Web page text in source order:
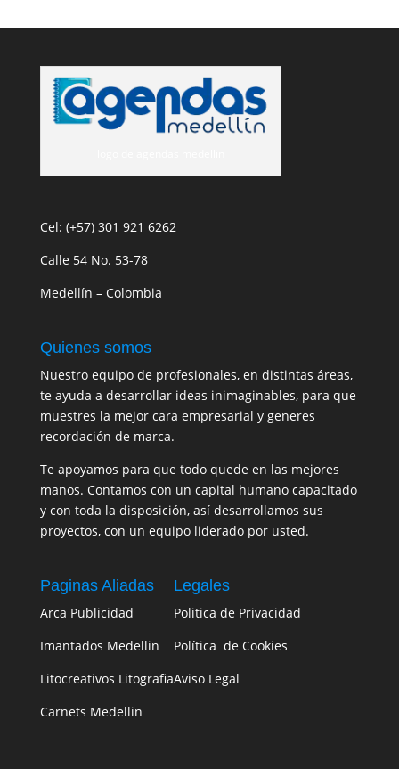
Cel: (+57) 301 921 6262
Calle 54 No. 53-78
Medellín – Colombia
Quienes somos
Nuestro equipo de profesionales, en distintas áreas,
te ayuda a desarrollar ideas inimaginables, para que
muestres la mejor cara empresarial y generes
recordación de marca.
Te apoyamos para que todo quede en las mejores
manos. Contamos con un capital humano capacitado
y con toda la disposición, así desarrollamos sus
proyectos, con un equipo liderado por usted.
Paginas Aliadas
Arca Publicidad
Imantados Medellin
Litocreativos Litografia
Carnets Medellin
Legales
Politica de Privacidad
Política de Cookies
Aviso Legal